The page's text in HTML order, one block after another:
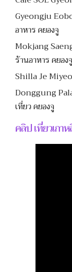
Gyeongju
อาหาร คยองจู
Mokjang
ร้านอาหาร คยองจู
Shilla Je
Donggung
เที่ยว คยองจู
คลิป เที่ยวเกา